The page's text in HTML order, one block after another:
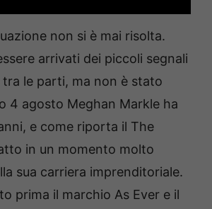
non si è mai risolta.
arrivati dei piccoli segnali
le parti, ma non è stato
4 agosto Meghan Markle ha
e come riporta il The
in un momento molto
sua carriera imprenditoriale.
prima il marchio As Ever e il